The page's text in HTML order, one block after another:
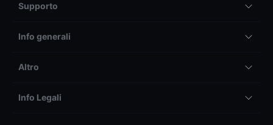
Supporto
Info generali
Altro
Info Legali